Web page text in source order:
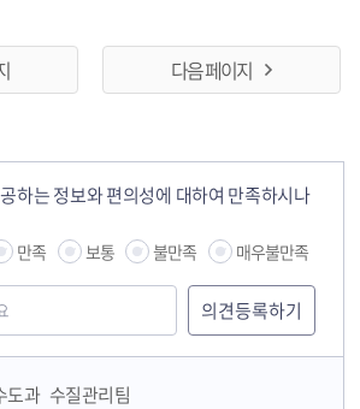
다음 페이지
하는 정보와 편의성에 대하여 만족하시나
만족 보통 불만족 매우불만족
도과 수질관리팀